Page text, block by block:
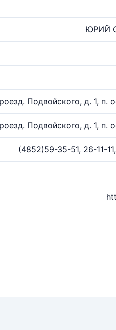
ЮРИЙ
Подвойского, д. 1, п.
Подвойского, д. 1, п.
(4852)59-35-51, 26-11-